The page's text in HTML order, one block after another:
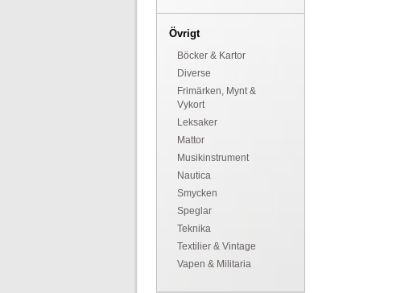
Övrigt
Böcker & Kartor
Diverse
Frimärken, Mynt &
Vykort
Leksaker
Mattor
Musikinstrument
Nautica
Smycken
Speglar
Teknika
Textilier & Vintage
Vapen & Militaria